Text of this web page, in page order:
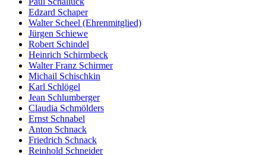
Edzard Schaper
Walter Scheel (Ehrenmitglied)
Jürgen Schiewe
Robert Schindel
Heinrich Schirmbeck
Walter Franz Schirmer
Michail Schischkin
Karl Schlögel
Jean Schlumberger
Claudia Schmölders
Ernst Schnabel
Anton Schnack
Friedrich Schnack
Reinhold Schneider